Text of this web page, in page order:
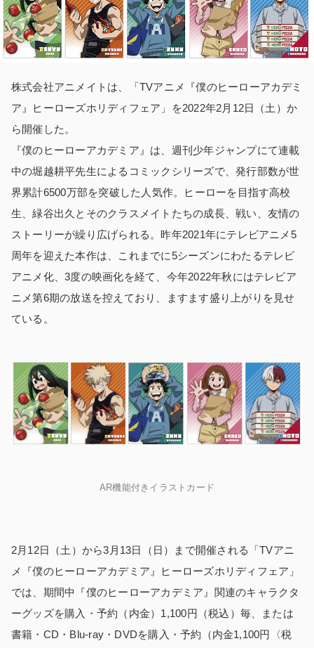
株式会社アニメイトは、「TVアニメ『僕のヒーローアカデミ
ア』ヒーローズホリディフェア」を2022年2月12日（土）か
ら開催した。
『僕のヒーローアカデミア』は、週刊少年ジャンプにて連載
中の堀越耕平先生によるコミックシリーズで、発行部数が世
界累計6500万部を突破した人気作。ヒーローを目指す高校
生、緑谷出久とそのクラスメイトたちの成長、戦い、友情の
ストーリーが繰り広げられる。昨年2021年にテレビアニメ5
周年を迎えた本作は、これまでに5シーズンにわたるテレビ
アニメ化、3度の映画化を経て、今年2022年秋にはテレビア
ニメ第6期の放送を控えており、ますます盛り上がりを見せ
ている。
AR機能付きイラストカード
2月12日（土）から3月13日（日）まで開催される「TVアニ
メ『僕のヒーローアカデミア』ヒーローズホリディフェア」
では、期間中『僕のヒーローアカデミア』関連のキャラクタ
ーグッズを購入・予約（内金）1,100円（税込）毎、または
書籍・CD・Blu-ray・DVDを購入・予約（内金1,100円〈税